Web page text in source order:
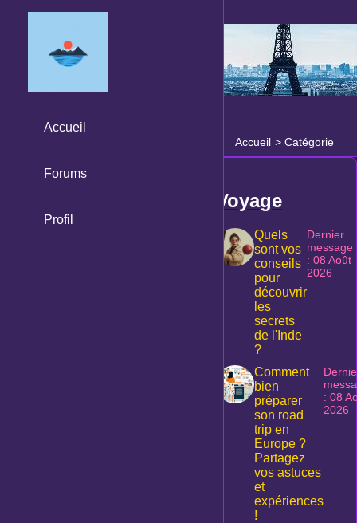
Accueil > Catégorie
Accueil
Forums
Profil
Voyage
Quels
sont vos
conseils
pour
découvrir
les
secrets
de l'Inde
?
Dernier
message
: 08 Août
2026
Comment
bien
préparer
son road
trip en
Europe ?
Partagez
vos astuces
et
expériences
!
: 08
2026